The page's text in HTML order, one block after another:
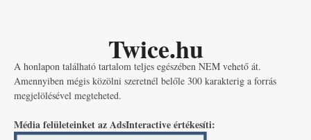
Twice.hu
A honlapon található tartalom teljes egészében NEM vehető át.
Amennyiben mégis közölni szeretnél belőle 300 karakterig a forrás
megjelölésével megteheted.
Média felületeinket az AdsInteractive értékesíti: